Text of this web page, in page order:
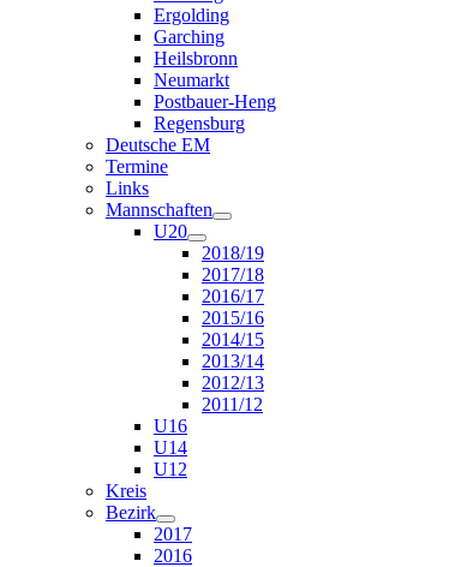
Ergolding
Garching
Heilsbronn
Neumarkt
Postbauer-Heng
Regensburg
Deutsche EM
Termine
Links
Mannschaften
U20
2018/19
2017/18
2016/17
2015/16
2014/15
2013/14
2012/13
2011/12
U16
U14
U12
Kreis
Bezirk
2017
2016